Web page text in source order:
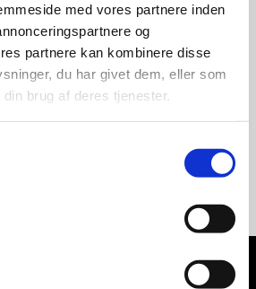
med vores partnere inden
og
partnere kan kombinere disse
du har givet dem, eller som
brug af deres tjenester.
gode
Bricksite, for
som du kan læse
blog/fra-